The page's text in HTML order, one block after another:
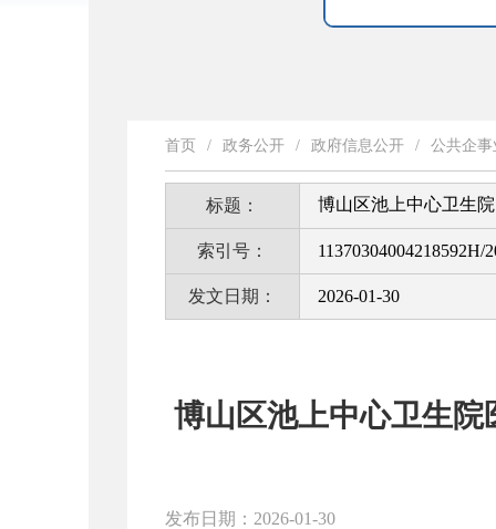
首页 / 政务公开 / 政府信息公开 / 公共企
标题： 博山区池上中心卫生
索引号： 11370304004218592H/
发文日期： 2026-01-30
博山区池上中心卫生
发布日期：2026-01-30